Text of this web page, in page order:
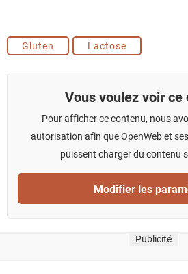
Gluten Lactose
Vous voulez voir ce
Pour afficher ce contenu, nous
autorisation afin que OpenWeb et
puissent charger du contenu
Modifier les
Publicité